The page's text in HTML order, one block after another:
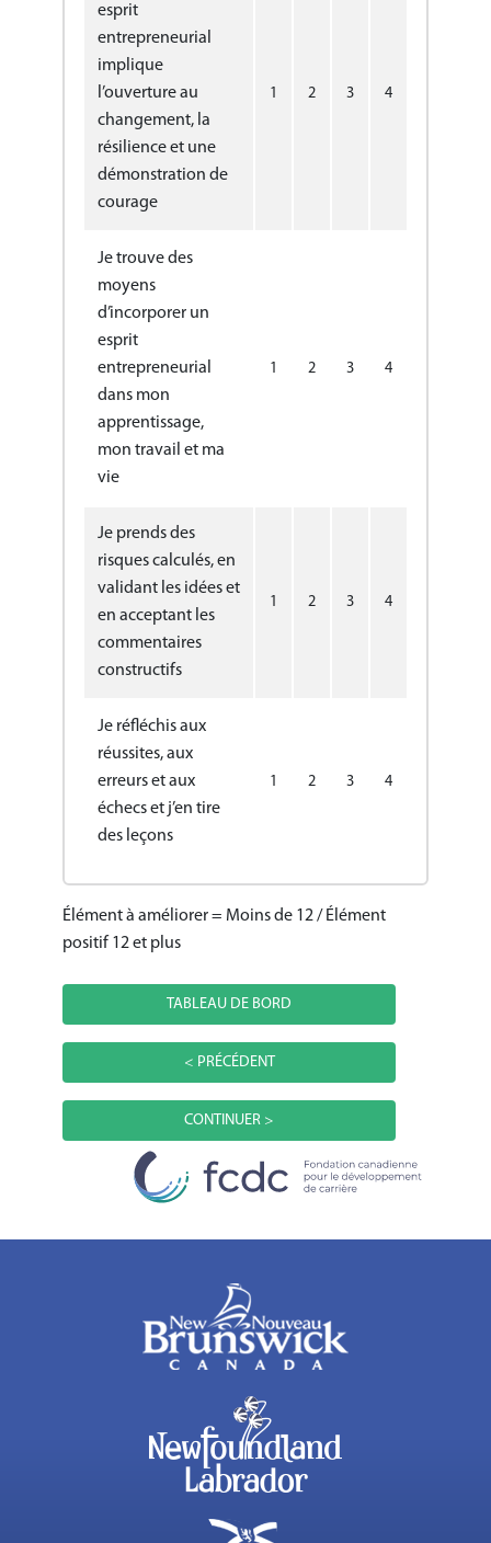
esprit
entrepreneurial
implique
l’ouverture au
changement, la
résilience et une
démonstration de
courage
1 2 3 4
Je trouve des
moyens
d’incorporer un
esprit
entrepreneurial
dans mon
apprentissage,
mon travail et ma
vie
1 2 3 4
Je prends des
risques calculés, en
validant les idées et
en acceptant les
commentaires
constructifs
1 2 3 4
Je réfléchis aux
réussites, aux
erreurs et aux
échecs et j’en tire
des leçons
1 2 3 4
Élément à améliorer = Moins de 12 / Élément
positif 12 et plus
TABLEAU DE BORD
< PRÉCÉDENT
CONTINUER >